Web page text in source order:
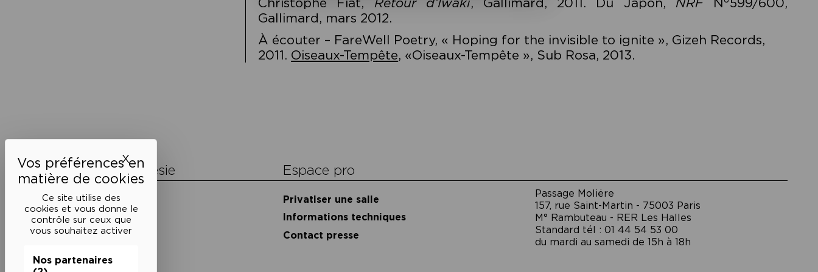
Ce site utilise des
cookies et vous donne le
contrôle sur ceux que
vous souhaitez activer
Nos partenaires
XMasquer le bandeau des cookies
Gallimard, mars 2012.
À écouter – FareWell Poetry, « Hoping for the invisible to ignite », Gizeh Records,
2011. Oiseaux-Tempête, «Oiseaux-Tempête », Sub Rosa, 2013.
l’article
La Maison de la Poésie
Découvrir
En photos
Historique
Nos partenaires
Espace pro
Privatiser une salle
Informations techniques
Contact presse
Passage Moliėre
157, rue Saint-Martin - 75003 Paris
M° Rambuteau - RER Les Halles
Standard tél : 01 44 54 53 00
du mardi au samedi de 15h à 18h